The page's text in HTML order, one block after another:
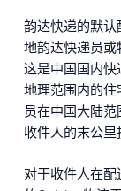
韵达快递的默
地韵达快递员或
这是中国国内
地理范围内的
员在中国大陆
收件人的末公里
对于收件人在